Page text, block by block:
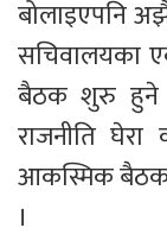
बोलाइएपनि
सचिवालयका
बैठक शुरु हुने
राजनीति
आकस्मिक बैठक
।